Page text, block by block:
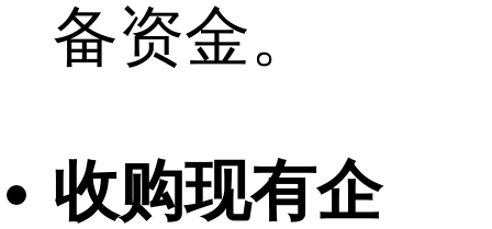
备资金。
收购现有企